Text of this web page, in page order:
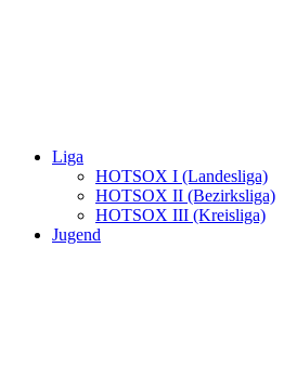
Liga
HOTSOX I (Landesliga)
HOTSOX II (Bezirksliga)
HOTSOX III (Kreisliga)
Jugend